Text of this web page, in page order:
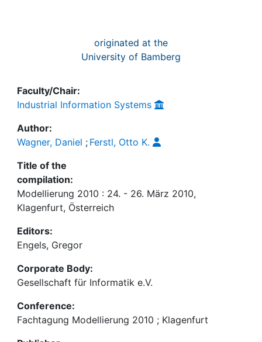
originated at the
University of Bamberg
Faculty/Chair:
Industrial Information Systems
Author:
Wagner, Daniel ; Ferstl, Otto K.
Title of the
compilation:
Modellierung 2010 : 24. - 26. März 2010,
Klagenfurt, Österreich
Editors:
Engels, Gregor
Corporate Body:
Gesellschaft für Informatik e.V.
Conference:
Fachtagung Modellierung 2010 ; Klagenfurt